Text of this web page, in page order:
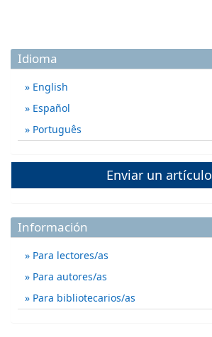
Idioma
English
Español
Português
Enviar un artículo
Información
Para lectores/as
Para autores/as
Para bibliotecarios/as